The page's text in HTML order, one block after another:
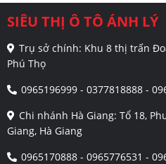
SIÊU THỊ Ô TÔ ÁNH LÝ
Trụ sở chính: Khu 8 thị trấn
Phú Thọ
0965196999 - 0377818888 -
Chi nhánh Hà Giang: Tổ 18,
Giang, Hà Giang
0965170888 - 0965776531 -